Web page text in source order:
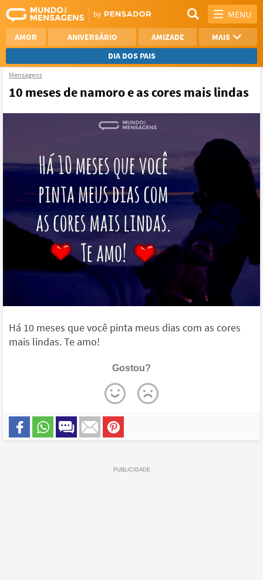
MENU
AMOR ANIVERSÁRIO AMIZADE
MAIS
DIA DOS PAIS
REFLEXÃO
AGRADECIMENTO
Mensagens
10 meses de namoro e as cores mais lindas
Há 10 meses que você pinta meus dias com as cores
mais lindas. Te amo!
Gostou?